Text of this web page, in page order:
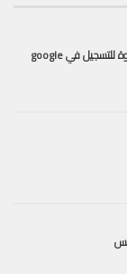
الآن و حصريا أضف إيميلك و احصل على دعوة للتسجيل في google